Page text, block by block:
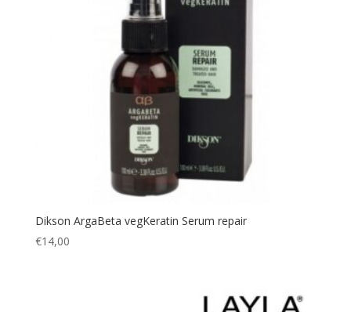
Dikson ArgaBeta vegKeratin Serum repair
€14,00